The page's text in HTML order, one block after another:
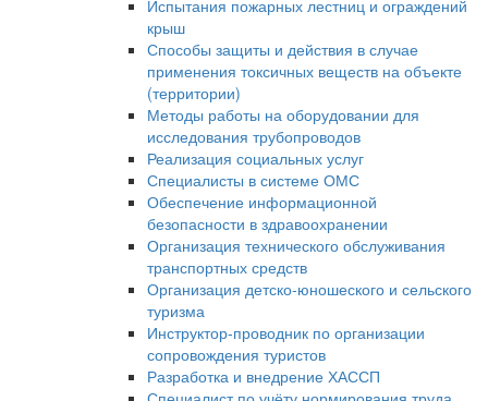
Испытания пожарных лестниц и ограждений
крыш
Способы защиты и действия в случае
применения токсичных веществ на объекте
(территории)
Методы работы на оборудовании для
исследования трубопроводов
Реализация социальных услуг
Специалисты в системе ОМС
Обеспечение информационной
безопасности в здравоохранении
Организация технического обслуживания
транспортных средств
Организация детско-юношеского и сельского
туризма
Инструктор-проводник по организации
сопровождения туристов
Разработка и внедрение ХАССП